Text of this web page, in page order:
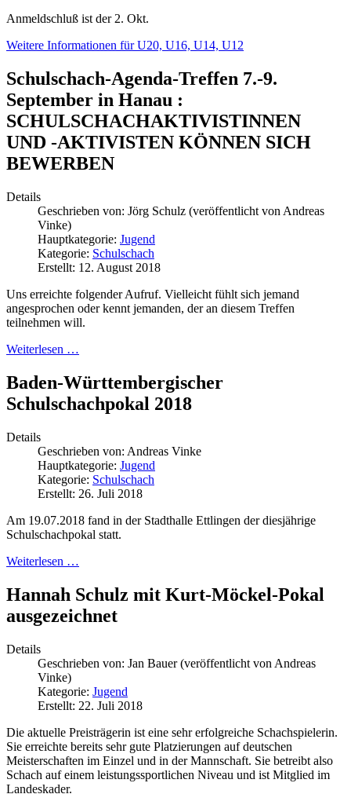
Anmeldschluß ist der 2. Okt.
Weitere Informationen für U20, U16, U14, U12
Schulschach-Agenda-Treffen 7.-9.
September in Hanau :
SCHULSCHACHAKTIVISTINNEN
UND -AKTIVISTEN KÖNNEN SICH
BEWERBEN
Details
Geschrieben von: Jörg Schulz (veröffentlicht von Andreas
Vinke)
Hauptkategorie: Jugend
Kategorie: Schulschach
Erstellt: 12. August 2018
Uns erreichte folgender Aufruf. Vielleicht fühlt sich jemand
angesprochen oder kennt jemanden, der an diesem Treffen
teilnehmen will.
Weiterlesen …
Baden-Württembergischer
Schulschachpokal 2018
Details
Geschrieben von: Andreas Vinke
Hauptkategorie: Jugend
Kategorie: Schulschach
Erstellt: 26. Juli 2018
Am 19.07.2018 fand in der Stadthalle Ettlingen der diesjährige
Schulschachpokal statt.
Weiterlesen …
Hannah Schulz mit Kurt-Möckel-Pokal
ausgezeichnet
Details
Geschrieben von: Jan Bauer (veröffentlicht von Andreas
Vinke)
Kategorie: Jugend
Erstellt: 22. Juli 2018
Die aktuelle Preisträgerin ist eine sehr erfolgreiche Schachspielerin.
Sie erreichte bereits sehr gute Platzierungen auf deutschen
Meisterschaften im Einzel und in der Mannschaft. Sie betreibt also
Schach auf einem leistungssportlichen Niveau und ist Mitglied im
Landeskader.